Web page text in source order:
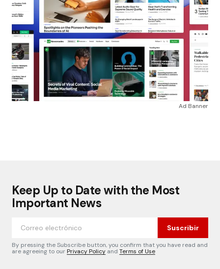
Ad Banner
Keep Up to Date with the Most
Important News
Suscribir
By pressing the Subscribe button, you confirm that you have read and
are agreeing to ourPrivacy Policy and Terms of Use